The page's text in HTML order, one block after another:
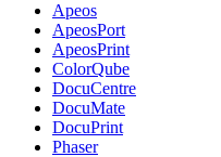
Apeos
ApeosPort
ApeosPrint
ColorQube
DocuCentre
DocuMate
DocuPrint
Phaser